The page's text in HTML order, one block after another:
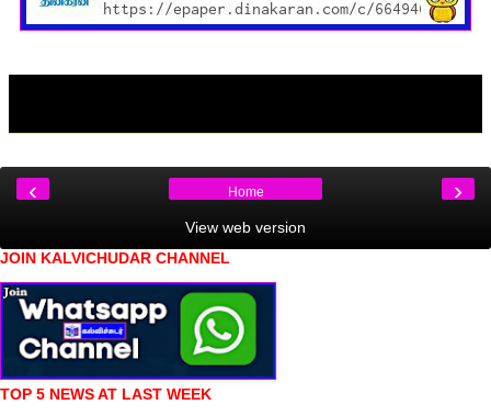
‹ ›
Home
View web version
JOIN KALVICHUDAR CHANNEL
TOP 5 NEWS AT LAST WEEK